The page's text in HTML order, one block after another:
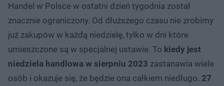
Handel w Polsce w ostatni dzień tygodnia został
znacznie ograniczony. Od dłuższego czasu nie zrobimy
już zakupów w każdą niedzielę, tylko w dni które
umieszczone są w specjalnej ustawie. To kiedy jest
niedziela handlowa w sierpniu 2023 zastanawia wiele
osób i okazuje się, że będzie ona całkiem niedługo. 27